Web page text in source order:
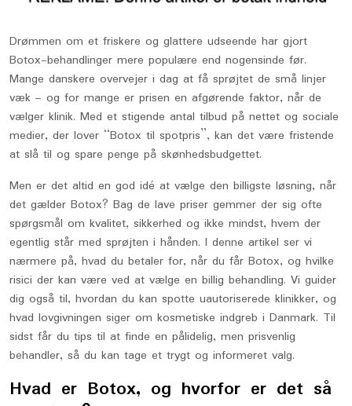
Drømmen om et friskere og glattere udseende har gjort
Botox-behandlinger mere populære end nogensinde før.
Mange danskere overvejer i dag at få sprøjtet de små linjer
væk – og for mange er prisen en afgørende faktor, når de
vælger klinik. Med et stigende antal tilbud på nettet og sociale
medier, der lover “Botox til spotpris”, kan det være fristende
at slå til og spare penge på skønhedsbudgettet.
Men er det altid en god idé at vælge den billigste løsning, når
det gælder Botox? Bag de lave priser gemmer der sig ofte
spørgsmål om kvalitet, sikkerhed og ikke mindst, hvem der
egentlig står med sprøjten i hånden. I denne artikel ser vi
nærmere på, hvad du betaler for, når du får Botox, og hvilke
risici der kan være ved at vælge en billig behandling. Vi guider
dig også til, hvordan du kan spotte uautoriserede klinikker, og
hvad lovgivningen siger om kosmetiske indgreb i Danmark. Til
sidst får du tips til at finde en pålidelig, men prisvenlig
behandler, så du kan tage et trygt og informeret valg.
Hvad er Botox, og hvorfor er det så